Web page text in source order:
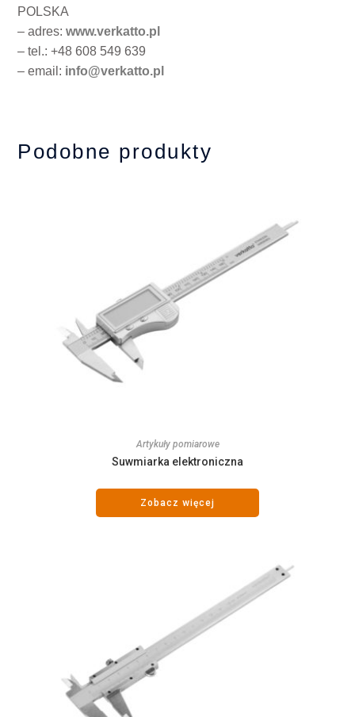
POLSKA
– adres:www.verkatto.pl
– tel.: +48 608 549 639
– email: info@verkatto.pl
Podobne produkty
Artykuły pomiarowe
Suwmiarka elektroniczna
Zobacz więcej